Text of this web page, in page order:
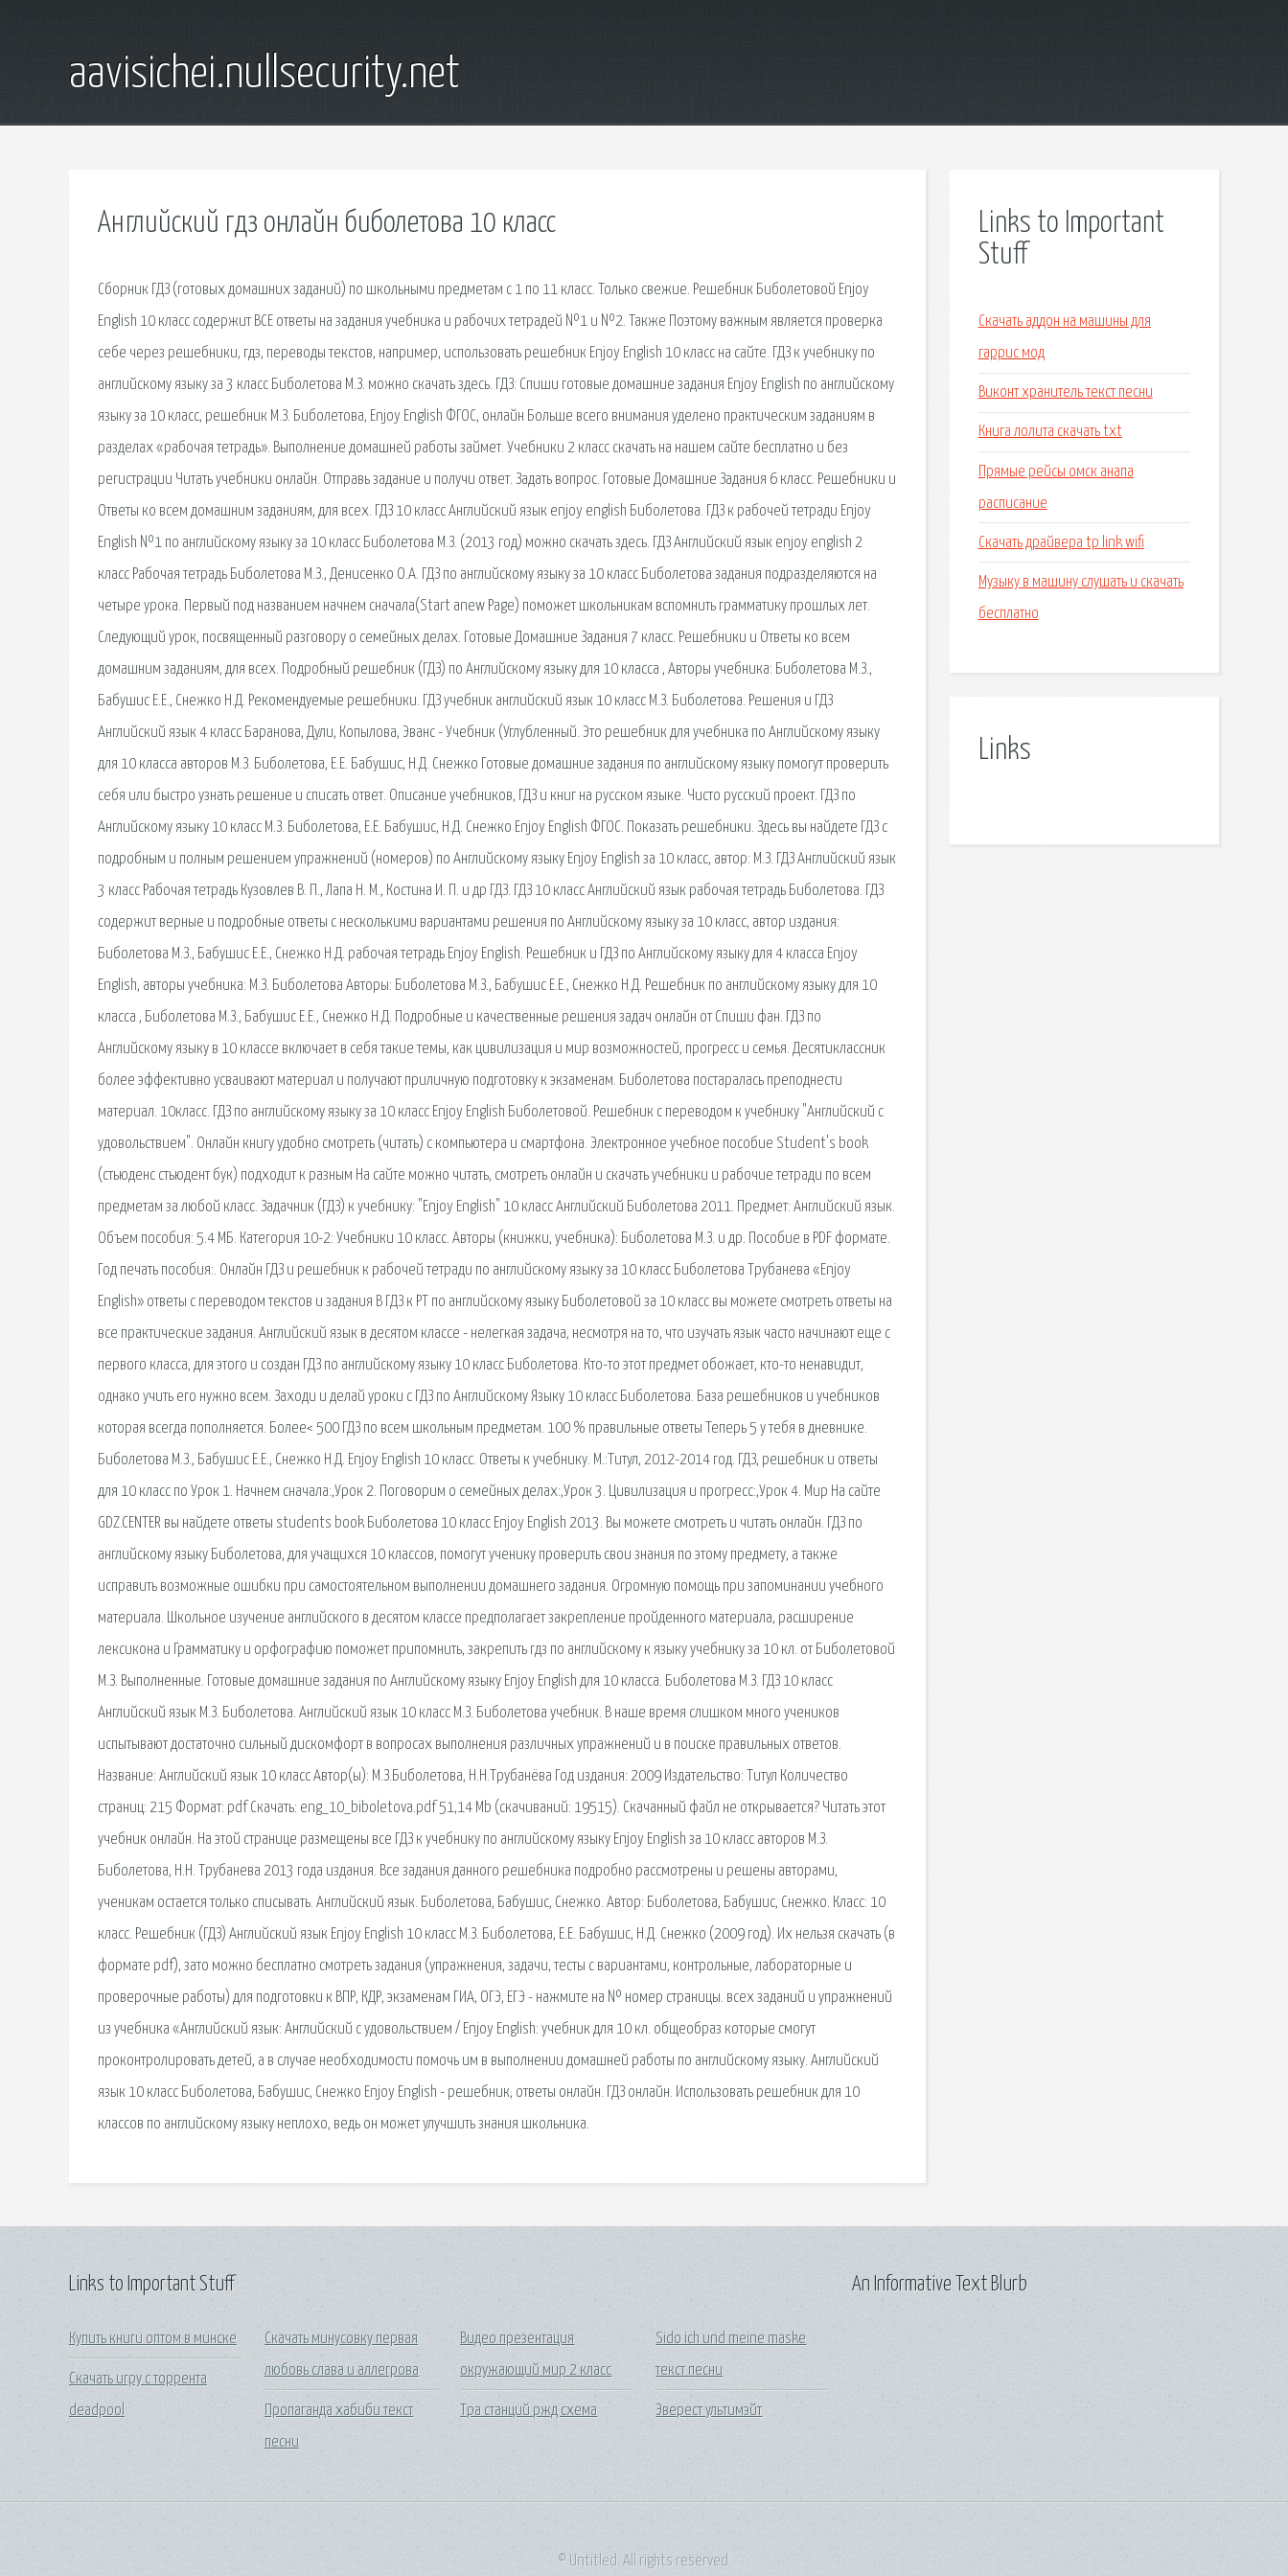
aavisichei.nullsecurity.net
Английский гдз онлайн биболетова 10 класс
Сборник ГДЗ (готовых домашних заданий) по школьными предметам с 1 по 11 класс. Только свежие. Решебник Биболетовой Enjoy
English 10 класс содержит ВСЕ ответы на задания учебника и рабочих тетрадей №1 и №2. Также Поэтому важным является проверка
себе через решебники, гдз, переводы текстов, например, использовать решебник Enjoy English 10 класс на сайте. ГДЗ к учебнику по
английскому языку за 3 класс Биболетова М.З. можно скачать здесь. ГДЗ: Спиши готовые домашние задания Enjoy English по английскому
языку за 10 класс, решебник М.З. Биболетова, Enjoy English ФГОС, онлайн Больше всего внимания уделено практическим заданиям в
разделах «рабочая тетрадь». Выполнение домашней работы займет. Учебники 2 класс скачать на нашем сайте бесплатно и без
регистрации Читать учебники онлайн. Отправь задание и получи ответ. Задать вопрос. Готовые Домашние Задания 6 класс. Решебники и
Ответы ко всем домашним заданиям, для всех. ГДЗ 10 класс Английский язык enjoy english Биболетова. ГДЗ к рабочей тетради Enjoy
English №1 по английскому языку за 10 класс Биболетова М.З. (2013 год) можно скачать здесь. ГДЗ Английский язык enjoy english 2
класс Рабочая тетрадь Биболетова М.З., Денисенко О.А. ГДЗ по английскому языку за 10 класс Биболетова задания подразделяются на
четыре урока. Первый под названием начнем сначала(Start anew Page) поможет школьникам вспомнить грамматику прошлых лет.
Следующий урок, посвященный разговору о семейных делах. Готовые Домашние Задания 7 класс. Решебники и Ответы ко всем
домашним заданиям, для всех. Подробный решебник (ГДЗ) по Английскому языку для 10 класса , Авторы учебника: Биболетова М.З.,
Бабушис Е.Е., Снежко Н.Д. Рекомендуемые решебники. ГДЗ учебник английский язык 10 класс М.З. Биболетова. Решения и ГДЗ
Английский язык 4 класс Баранова, Дули, Копылова, Эванс - Учебник (Углубленный. Это решебник для учебника по Английскому языку
для 10 класса авторов М.З. Биболетова, Е.Е. Бабушис, Н.Д. Снежко Готовые домашние задания по английскому языку помогут проверить
себя или быстро узнать решение и списать ответ. Описание учебников, ГДЗ и книг на русском языке. Чисто русский проект. ГДЗ по
Английскому языку 10 класс М.З. Биболетова, Е.Е. Бабушис, Н.Д. Снежко Enjoy English ФГОС. Показать решебники. Здесь вы найдете ГДЗ с
подробным и полным решением упражнений (номеров) по Английскому языку Enjoy English за 10 класс, автор: М.З. ГДЗ Английский язык
3 класс Рабочая тетрадь Кузовлев В. П., Лапа Н. М., Костина И. П. и др ГДЗ. ГДЗ 10 класс Английский язык рабочая тетрадь Биболетова. ГДЗ
содержит верные и подробные ответы с несколькими вариантами решения по Английскому языку за 10 класс, автор издания:
Биболетова М.З., Бабушис Е.Е., Снежко Н.Д. рабочая тетрадь Enjoy English. Решебник и ГДЗ по Английскому языку для 4 класса Enjoy
English, авторы учебника: М.З. Биболетова Авторы: Биболетова М.З., Бабушис Е.Е., Снежко Н.Д. Решебник по английскому языку для 10
класса , Биболетова М.З., Бабушис Е.Е., Снежко Н.Д. Подробные и качественные решения задач онлайн от Спиши фан. ГДЗ по
Английскому языку в 10 классе включает в себя такие темы, как цивилизация и мир возможностей, прогресс и семья. Десятиклассник
более эффективно усваивают материал и получают приличную подготовку к экзаменам. Биболетова постаралась преподнести
материал. 10класс. ГДЗ по английскому языку за 10 класс Enjoy English Биболетовой. Решебник с переводом к учебнику "Английский с
удовольствием". Онлайн книгу удобно смотреть (читать) с компьютера и смартфона. Электронное учебное пособие Student's book
(стьюденс стьюдент бук) подходит к разным На сайте можно читать, смотреть онлайн и скачать учебники и рабочие тетради по всем
предметам за любой класс. Задачник (ГДЗ) к учебнику: "Enjoy English" 10 класс Английский Биболетова 2011. Предмет: Английский язык.
Объем пособия: 5.4 МБ. Категория 10-2: Учебники 10 класс. Авторы (книжки, учебника): Биболетова М.З. и др. Пособие в PDF формате.
Год печать пособия:. Онлайн ГДЗ и решебник к рабочей тетради по английскому языку за 10 класс Биболетова Трубанева «Enjoy
English» ответы с переводом текстов и задания В ГДЗ к РТ по английскому языку Биболетовой за 10 класс вы можете смотреть ответы на
все практические задания. Английский язык в десятом классе - нелегкая задача, несмотря на то, что изучать язык часто начинают еще с
первого класса, для этого и создан ГДЗ по английскому языку 10 класс Биболетова. Кто-то этот предмет обожает, кто-то ненавидит,
однако учить его нужно всем. Заходи и делай уроки с ГДЗ по Английскому Языку 10 класс Биболетова. База решебников и учебников
которая всегда пополняется. Более< 500 ГДЗ по всем школьным предметам. 100 % правильные ответы Теперь 5 у тебя в дневнике.
Биболетова М.З., Бабушис Е.Е., Снежко Н.Д. Enjoy English 10 класс. Ответы к учебнику. М.:Титул, 2012-2014 год. ГДЗ, решебник и ответы
для 10 класс по Урок 1. Начнем сначала:,Урок 2. Поговорим о семейных делах:,Урок 3. Цивилизация и прогресс:,Урок 4. Мир На сайте
GDZ.CENTER вы найдете ответы students book Биболетова 10 класс Enjoy English 2013. Вы можете смотреть и читать онлайн. ГДЗ по
английскому языку Биболетова, для учащихся 10 классов, помогут ученику проверить свои знания по этому предмету, а также
исправить возможные ошибки при самостоятельном выполнении домашнего задания. Огромную помощь при запоминании учебного
материала. Школьное изучение английского в десятом классе предполагает закрепление пройденного материала, расширение
лексикона и Грамматику и орфографию поможет припомнить, закрепить гдз по английскому к языку учебнику за 10 кл. от Биболетовой
М.З. Выполненные. Готовые домашние задания по Английскому языку Enjoy English для 10 класса. Биболетова М.З. ГДЗ 10 класс
Английский язык М.З. Биболетова. Английский язык 10 класс М.З. Биболетова учебник. В наше время слишком много учеников
испытывают достаточно сильный дискомфорт в вопросах выполнения различных упражнений и в поиске правильных ответов.
Название: Английский язык 10 класс Автор(ы): М.З.Биболетова, Н.Н.Трубанёва Год издания: 2009 Издательство: Титул Количество
страниц: 215 Формат: pdf Скачать: eng_10_biboletova.pdf 51,14 Mb (cкачиваний: 19515). Скачанный файл не открывается? Читать этот
учебник онлайн. На этой странице размещены все ГДЗ к учебнику по английскому языку Enjoy English за 10 класс авторов М.З.
Биболетова, Н.Н. Трубанева 2013 года издания. Все задания данного решебника подробно рассмотрены и решены авторами,
ученикам остается только списывать. Английский язык. Биболетова, Бабушис, Снежко. Автор: Биболетова, Бабушис, Снежко. Класс: 10
класс. Решебник (ГДЗ) Английский язык Enjoy English 10 класс М.З. Биболетова, Е.Е. Бабушис, Н.Д. Снежко (2009 год). Их нельзя скачать (в
формате pdf), зато можно бесплатно смотреть задания (упражнения, задачи, тесты с вариантами, контрольные, лабораторные и
проверочные работы) для подготовки к ВПР, КДР, экзаменам ГИА, ОГЭ, ЕГЭ - нажмите на № номер страницы. всех заданий и упражнений
из учебника «Английский язык: Английский с удовольствием / Enjoy English: учебник для 10 кл. общеобраз которые смогут
проконтролировать детей, а в случае необходимости помочь им в выполнении домашней работы по английскому языку. Английский
язык 10 класс Биболетова, Бабушис, Снежко Enjoy English - решебник, ответы онлайн. ГДЗ онлайн. Использовать решебник для 10
классов по английскому языку неплохо, ведь он может улучшить знания школьника.
Links to Important
Stuff
Скачать аддон на машины для
гаррис мод
Виконт хранитель текст песни
Книга лолита скачать txt
Прямые рейсы омск анапа
расписание
Скачать драйвера tp link wifi
Музыку в машину слушать и скачать
бесплатно
Links
Links to Important Stuff
Купить книги оптом в минске
Скачать игру с торрента
deadpool
Скачать минусовку первая
любовь слава и аллегрова
Пропаганда хабиби текст
песни
Видео презентация
окружающий мир 2 класс
Тра станций ржд схема
Sido ich und meine maske
текст песни
Эверест ультимэйт
An Informative Text Blurb
© Untitled. All rights reserved.